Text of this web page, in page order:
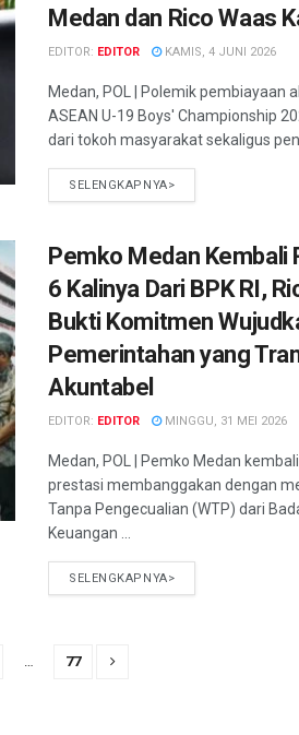
Medan dan Rico Waas
EDITOR: EDITOR KAMIS, 4 JUNI 2026
Medan, POL | Polemik pembiayaan
ASEAN U-19 Boys' Championship
dari tokoh masyarakat sekaligus
SELENGKAPNYA>
Pemko Medan Kembali
6 Kalinya Dari BPK RI,
Bukti Komitmen
Pemerintahan yang
Akuntabel
EDITOR: EDITOR MINGGU, 31 MEI 2026
Medan, POL | Pemko Medan
prestasi membanggakan dengan
Tanpa Pengecualian (WTP) dari
Keuangan ...
SELENGKAPNYA>
77